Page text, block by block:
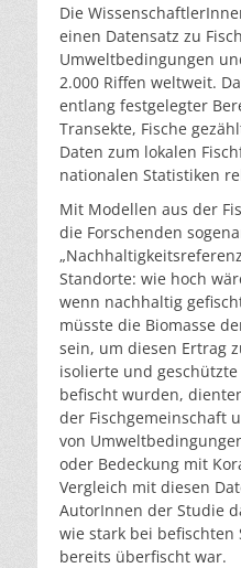
Die
einen Datensatz zu
Umweltbedingungen
2.000 Riffen weltweit.
entlang festgelegter
Transekte, Fische
Daten zum lokalen
nationalen Statistiken
Mit Modellen aus der
die Forschenden
Standorte: wie hoch
wenn nachhaltig
müsste die Biomasse
sein, um diesen Ertrag
isolierte und
befischt wurden,
der Fischgemeinschaft
von
oder Bedeckung mit
Vergleich mit diesen
AutorInnen der Studie
wie stark bei befischten
bereits überfischt war.